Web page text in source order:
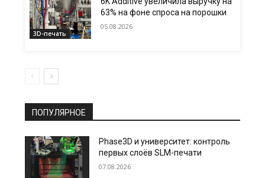
3D-печать
63% на фоне спроса на порошки
05.08.2026
ПОПУЛЯРНОЕ
Phase3D и университет: контроль
первых слоёв SLM-печати
07.08.2026